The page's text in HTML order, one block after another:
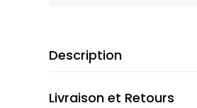
Description
Livraison et Retours